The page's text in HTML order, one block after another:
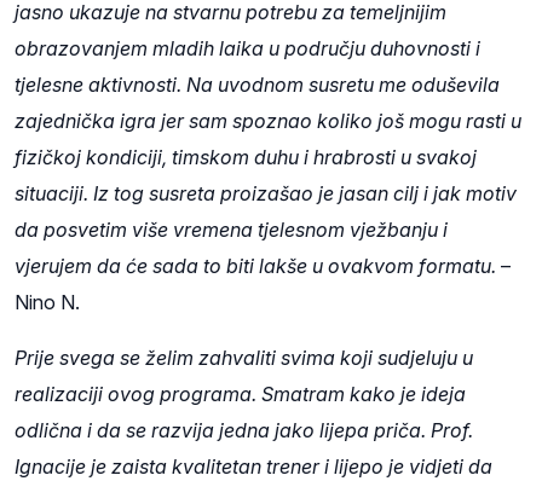
jasno ukazuje na stvarnu potrebu za temeljnijim
obrazovanjem mladih laika u području duhovnosti i
tjelesne aktivnosti. Na uvodnom susretu me oduševila
zajednička igra jer sam spoznao koliko još mogu rasti u
fizičkoj kondiciji, timskom duhu i hrabrosti u svakoj
situaciji. Iz tog susreta proizašao je jasan cilj i jak motiv
da posvetim više vremena tjelesnom vježbanju i
vjerujem da će sada to biti lakše u ovakvom formatu. –
Nino N.
Prije svega se želim zahvaliti svima koji sudjeluju u
realizaciji ovog programa. Smatram kako je ideja
odlična i da se razvija jedna jako lijepa priča. Prof.
Ignacije je zaista kvalitetan trener i lijepo je vidjeti da